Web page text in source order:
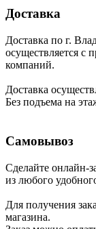
Доставка
Доставка по г.
осуществляется с
компаний.
Доставка
Без подъема на
Самовывоз
Сделайте онлайн-
из любого
Для получения
магазина.